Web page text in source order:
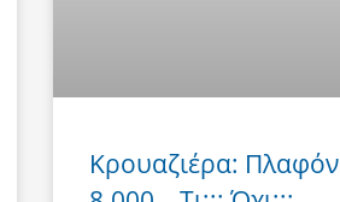
Κρουαζιέρα: Πλαφόν